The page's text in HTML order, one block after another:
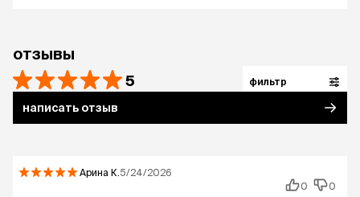
отзывы
5 фильтр
написать отзыв
Арина К. 5/24/2026
0
0